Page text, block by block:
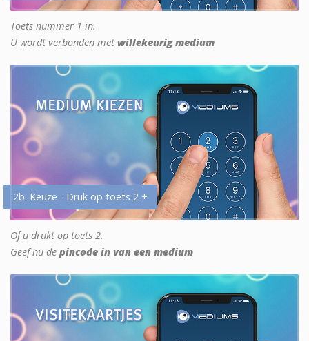
Toets nummer 1 in.
U wordt verbonden met willekeurig medium
2b. Keuze - Druk op toets 2 +
Of u drukt op toets 2.
Geef nu de pincode in van een medium